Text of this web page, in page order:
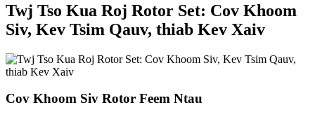
Twj Tso Kua Roj Rotor Set: Cov Khoom
Siv, Kev Tsim Qauv, thiab Kev Xaiv
Cov Khoom Siv Rotor Feem Ntau